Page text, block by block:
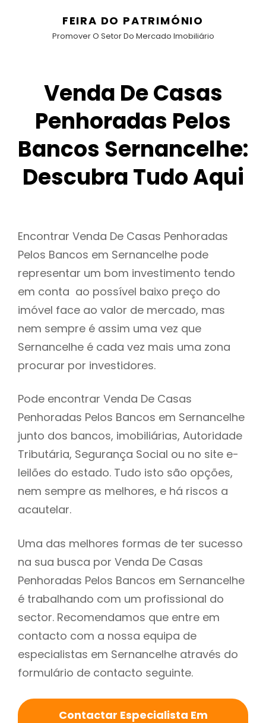
FEIRA DO PATRIMÓNIO
Promover O Setor Do Mercado Imobiliário
Venda De Casas
Penhoradas Pelos
Bancos Sernancelhe:
Descubra Tudo Aqui
Encontrar Venda De Casas Penhoradas
Pelos Bancos em Sernancelhe pode
representar um bom investimento tendo
em conta ao possível baixo preço do
imóvel face ao valor de mercado, mas
nem sempre é assim uma vez que
Sernancelhe é cada vez mais uma zona
procurar por investidores.
Pode encontrar Venda De Casas
Penhoradas Pelos Bancos em Sernancelhe
junto dos bancos, imobiliárias, Autoridade
Tributária, Segurança Social ou no site e-
leilões do estado. Tudo isto são opções,
nem sempre as melhores, e há riscos a
acautelar.
Uma das melhores formas de ter sucesso
na sua busca por Venda De Casas
Penhoradas Pelos Bancos em Sernancelhe
é trabalhando com um profissional do
sector. Recomendamos que entre em
contacto com a nossa equipa de
especialistas em Sernancelhe através do
formulário de contacto seguinte.
Contactar Especialista Em